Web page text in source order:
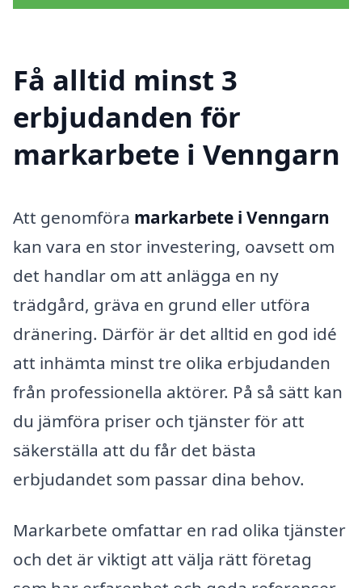
Få alltid minst 3
erbjudanden för
markarbete i Venngarn
Att genomföra markarbete i Venngarn
kan vara en stor investering, oavsett om
det handlar om att anlägga en ny
trädgård, gräva en grund eller utföra
dränering. Därför är det alltid en god idé
att inhämta minst tre olika erbjudanden
från professionella aktörer. På så sätt kan
du jämföra priser och tjänster för att
säkerställa att du får det bästa
erbjudandet som passar dina behov.
Markarbete omfattar en rad olika tjänster
och det är viktigt att välja rätt företag